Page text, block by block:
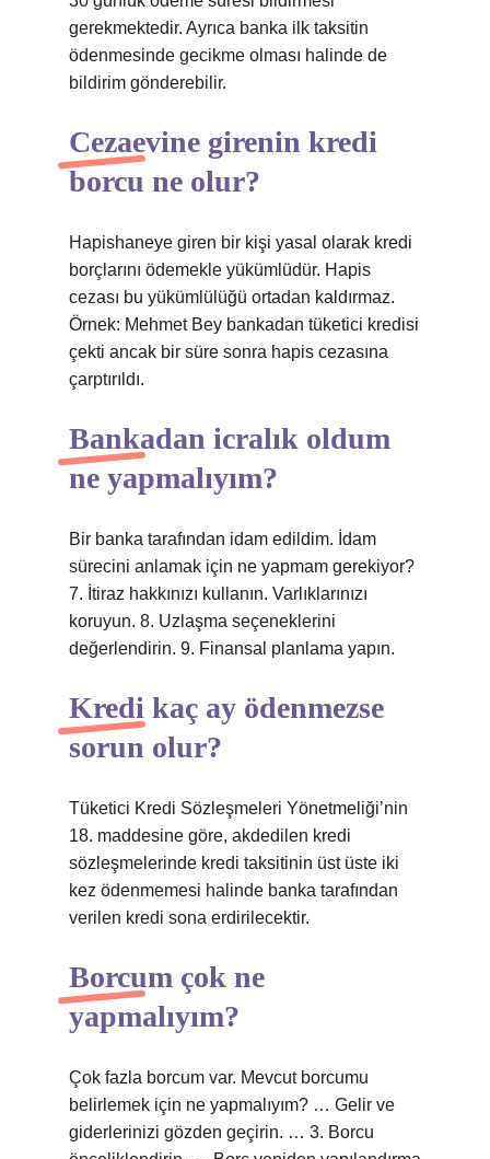
gerekmektedir. Ayrıca banka ilk taksitin
ödenmesinde gecikme olması halinde de
bildirim gönderebilir.
Cezaevine girenin kredi
borcu ne olur?
Hapishaneye giren bir kişi yasal olarak kredi
borçlarını ödemekle yükümlüdür. Hapis
cezası bu yükümlülüğü ortadan kaldırmaz.
Örnek: Mehmet Bey bankadan tüketici kredisi
çekti ancak bir süre sonra hapis cezasına
çarptırıldı.
Bankadan icralık oldum
ne yapmalıyım?
Bir banka tarafından idam edildim. İdam
sürecini anlamak için ne yapmam gerekiyor?
7. İtiraz hakkınızı kullanın. Varlıklarınızı
koruyun. 8. Uzlaşma seçeneklerini
değerlendirin. 9. Finansal planlama yapın.
Kredi kaç ay ödenmezse
sorun olur?
Tüketici Kredi Sözleşmeleri Yönetmeliği’nin
18. maddesine göre, akdedilen kredi
sözleşmelerinde kredi taksitinin üst üste iki
kez ödenmemesi halinde banka tarafından
verilen kredi sona erdirilecektir.
Borcum çok ne
yapmalıyım?
Çok fazla borcum var. Mevcut borcumu
belirlemek için ne yapmalıyım? … Gelir ve
giderlerinizi gözden geçirin. … 3. Borcu